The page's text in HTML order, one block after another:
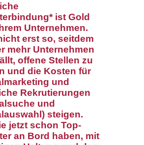
ist Gold
Unternehmen.
erst so, seitdem
mehr Unternehmen
offene Stellen zu
und die Kosten für
und
Rekrutierungen
und
steigen.
jetzt schon Top-
an Bord haben, mit